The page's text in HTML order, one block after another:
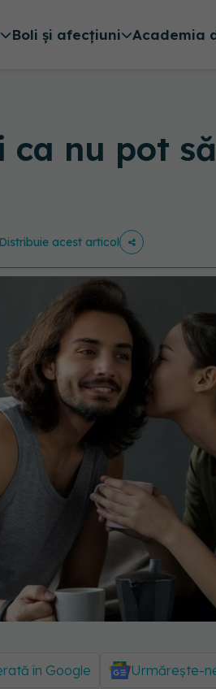
Boli și afecțiuni Academia
ca nu pot
Distribuie acest articol
în Google Urmărește-